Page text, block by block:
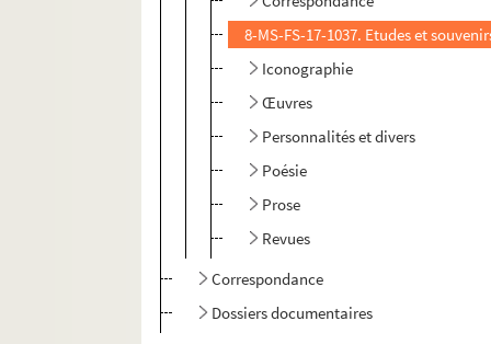
8-MS-FS-17-1037. Etudes et
Iconographie
Œuvres
Personnalités et divers
Poésie
Prose
Revues
Correspondance
Dossiers documentaires